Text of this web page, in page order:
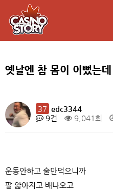
옛날엔 참 몸이 이뻤는데
37 edc3344
9건
9,041회
운동안하고 술만먹으니까
팔 얇아지고 배나오고